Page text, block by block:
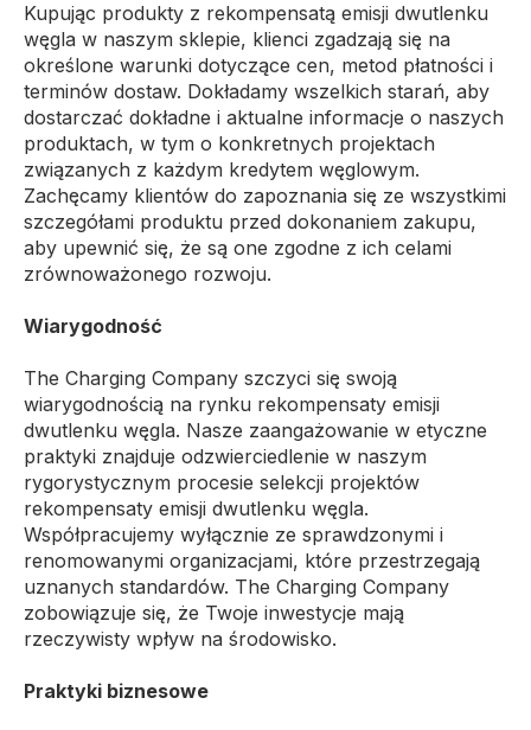
Kupując produkty z rekompensatą emisji dwutlenku
węgla w naszym sklepie, klienci zgadzają się na
określone warunki dotyczące cen, metod płatności i
terminów dostaw. Dokładamy wszelkich starań, aby
dostarczać dokładne i aktualne informacje o naszych
produktach, w tym o konkretnych projektach
związanych z każdym kredytem węglowym.
Zachęcamy klientów do zapoznania się ze wszystkimi
szczegółami produktu przed dokonaniem zakupu,
aby upewnić się, że są one zgodne z ich celami
zrównoważonego rozwoju.
Wiarygodność
The Charging Company szczyci się swoją
wiarygodnością na rynku rekompensaty emisji
dwutlenku węgla. Nasze zaangażowanie w etyczne
praktyki znajduje odzwierciedlenie w naszym
rygorystycznym procesie selekcji projektów
rekompensaty emisji dwutlenku węgla.
Współpracujemy wyłącznie ze sprawdzonymi i
renomowanymi organizacjami, które przestrzegają
uznanych standardów. The Charging Company
zobowiązuje się, że Twoje inwestycje mają
rzeczywisty wpływ na środowisko.
Praktyki biznesowe